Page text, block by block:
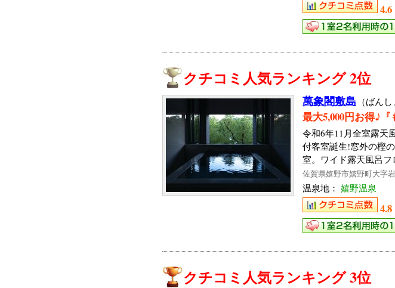
4.6
クチコミ人気ランキング 2位
萬象閣敷島 （ばん
最大5,000円お得♪
令和6年11月全室露天
付客室誕生!窓外の樫
室。ワイド露天風呂
佐賀県嬉野市嬉野町大字
温泉地： 嬉野温泉
4.8
クチコミ人気ランキング 3位